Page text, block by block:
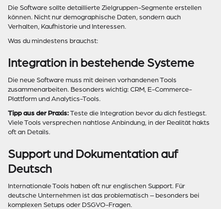
Die Software sollte detaillierte Zielgruppen-Segmente erstellen
können. Nicht nur demographische Daten, sondern auch
Verhalten, Kaufhistorie und Interessen.
Was du mindestens brauchst:
Integration in bestehende Systeme
Die neue Software muss mit deinen vorhandenen Tools
zusammenarbeiten. Besonders wichtig: CRM, E-Commerce-
Plattform und Analytics-Tools.
Tipp aus der Praxis:Teste die Integration bevor du dich festlegst.
Viele Tools versprechen nahtlose Anbindung, in der Realität hakts
oft an Details.
Support und Dokumentation auf
Deutsch
Internationale Tools haben oft nur englischen Support. Für
deutsche Unternehmen ist das problematisch – besonders bei
komplexen Setups oder DSGVO-Fragen.